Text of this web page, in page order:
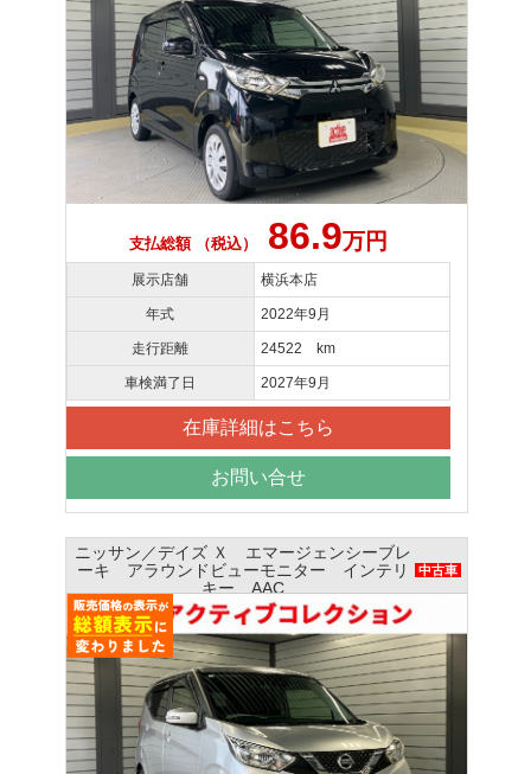
支払総額 （税込） 86.9万円
展示店舗 横浜本店
年式 2022年9月
走行距離 24522 km
車検満了日 2027年9月
在庫詳細はこちら
お問い合せ
ニッサン／デイズ Ｘ エマージェンシーブレ
ーキ アラウンドビューモニター インテリ
キー AAC
中古車